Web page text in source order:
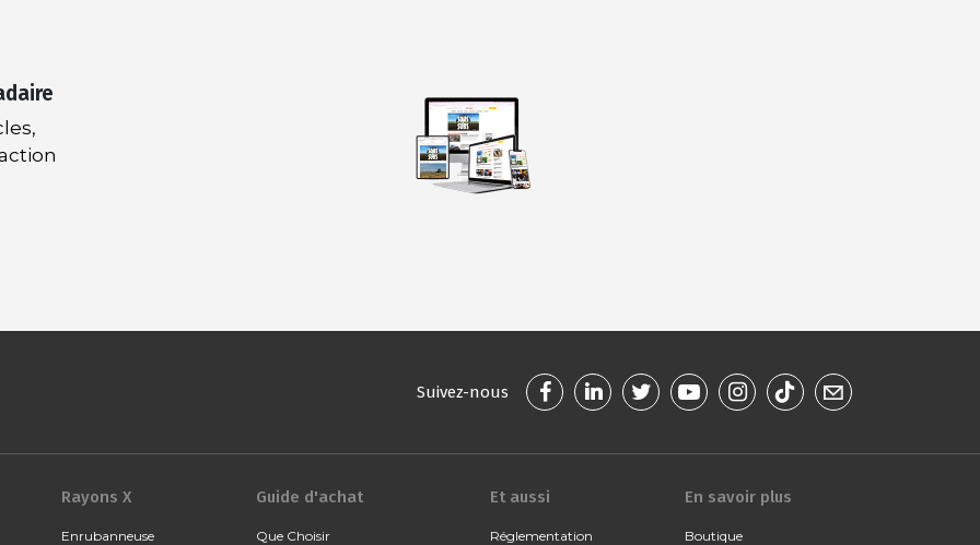
Suivez-nous
Rayons X
Enrubanneuse
Guide d'achat
Que Choisir
Et aussi
Réglementation
En savoir plus
Boutique